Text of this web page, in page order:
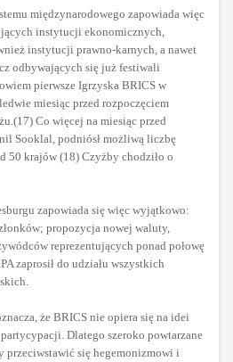
międzynarodowego zapowiada więc
instytucji ekonomicznych,
instytucji prawno-karnych, a nawet
odbywających się już festiwali
pierwsze Igrzyska BRICS w
miesiąc przed rozpoczęciem
Co więcej na miesiąc przed
Sooklal, podniósł możliwą liczbę
50 krajów (18) Czyżby chodziło o
zapowiada się więc wyjątkowo:
propozycja nowej waluty,
reprezentujących ponad połowę
zaprosił do udziału wszystkich
że BRICS nie opiera się na idei
Dlatego szeroko powtarzane
przeciwstawić się hegemonizmowi i